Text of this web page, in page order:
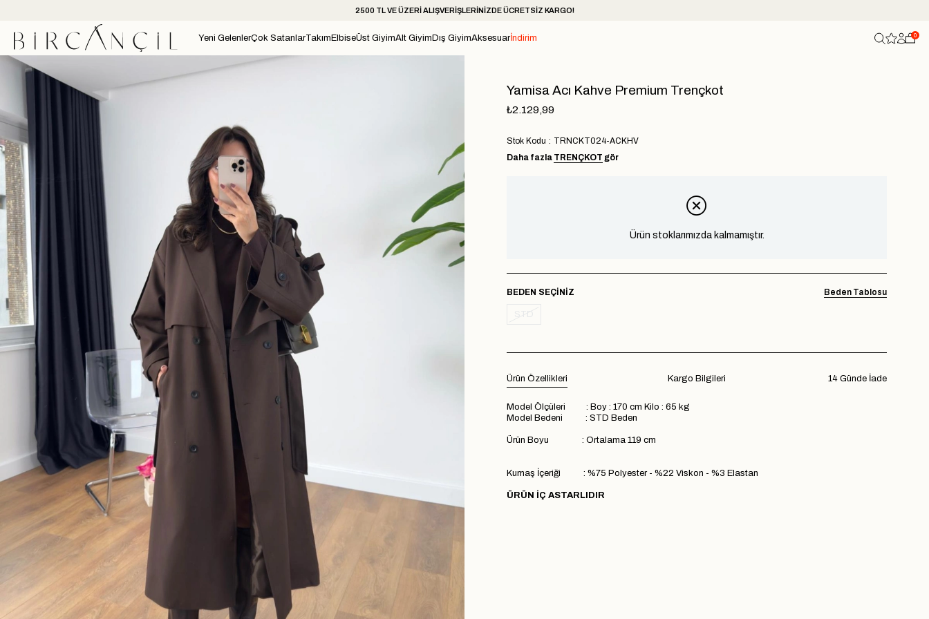
2500 TL VE ÜZERİ ALIŞVERİŞLERİNİZDE ÜCRETSİZ KARGO!
Yeni GelenlerÇok SatanlarTakım ElbiseÜst GiyimAlt Giyim Dış GiyimAksesuarİndirim 0
Yamisa Acı Kahve Premium Trençkot
₺2.129,99
Stok Kodu
TRNCKT024-ACKHV
Daha fazla TRENÇKOT gör
Ürün stoklarımızda kalmamıştır.
Beden Tablosu
BEDEN
Ürün Özellikleri 14 Günde İade
Kargo Bilgileri
Model Ölçüleri : Boy : 170 cm Kilo : 65 kg
Model Bedeni : STD Beden
Ürün Boyu : Ortalama 119 cm
Kumaş İçeriği : %75 Polyester - %22 Viskon - %3 Elastan
ÜRÜN İÇ ASTARLIDIR